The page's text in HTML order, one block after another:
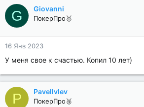
G Giovanni
ПокерПро🥇
16 Янв 2023
У меня свое к счастью. Копил 10 лет)
P PavelIvlev
ПокерПро🥉